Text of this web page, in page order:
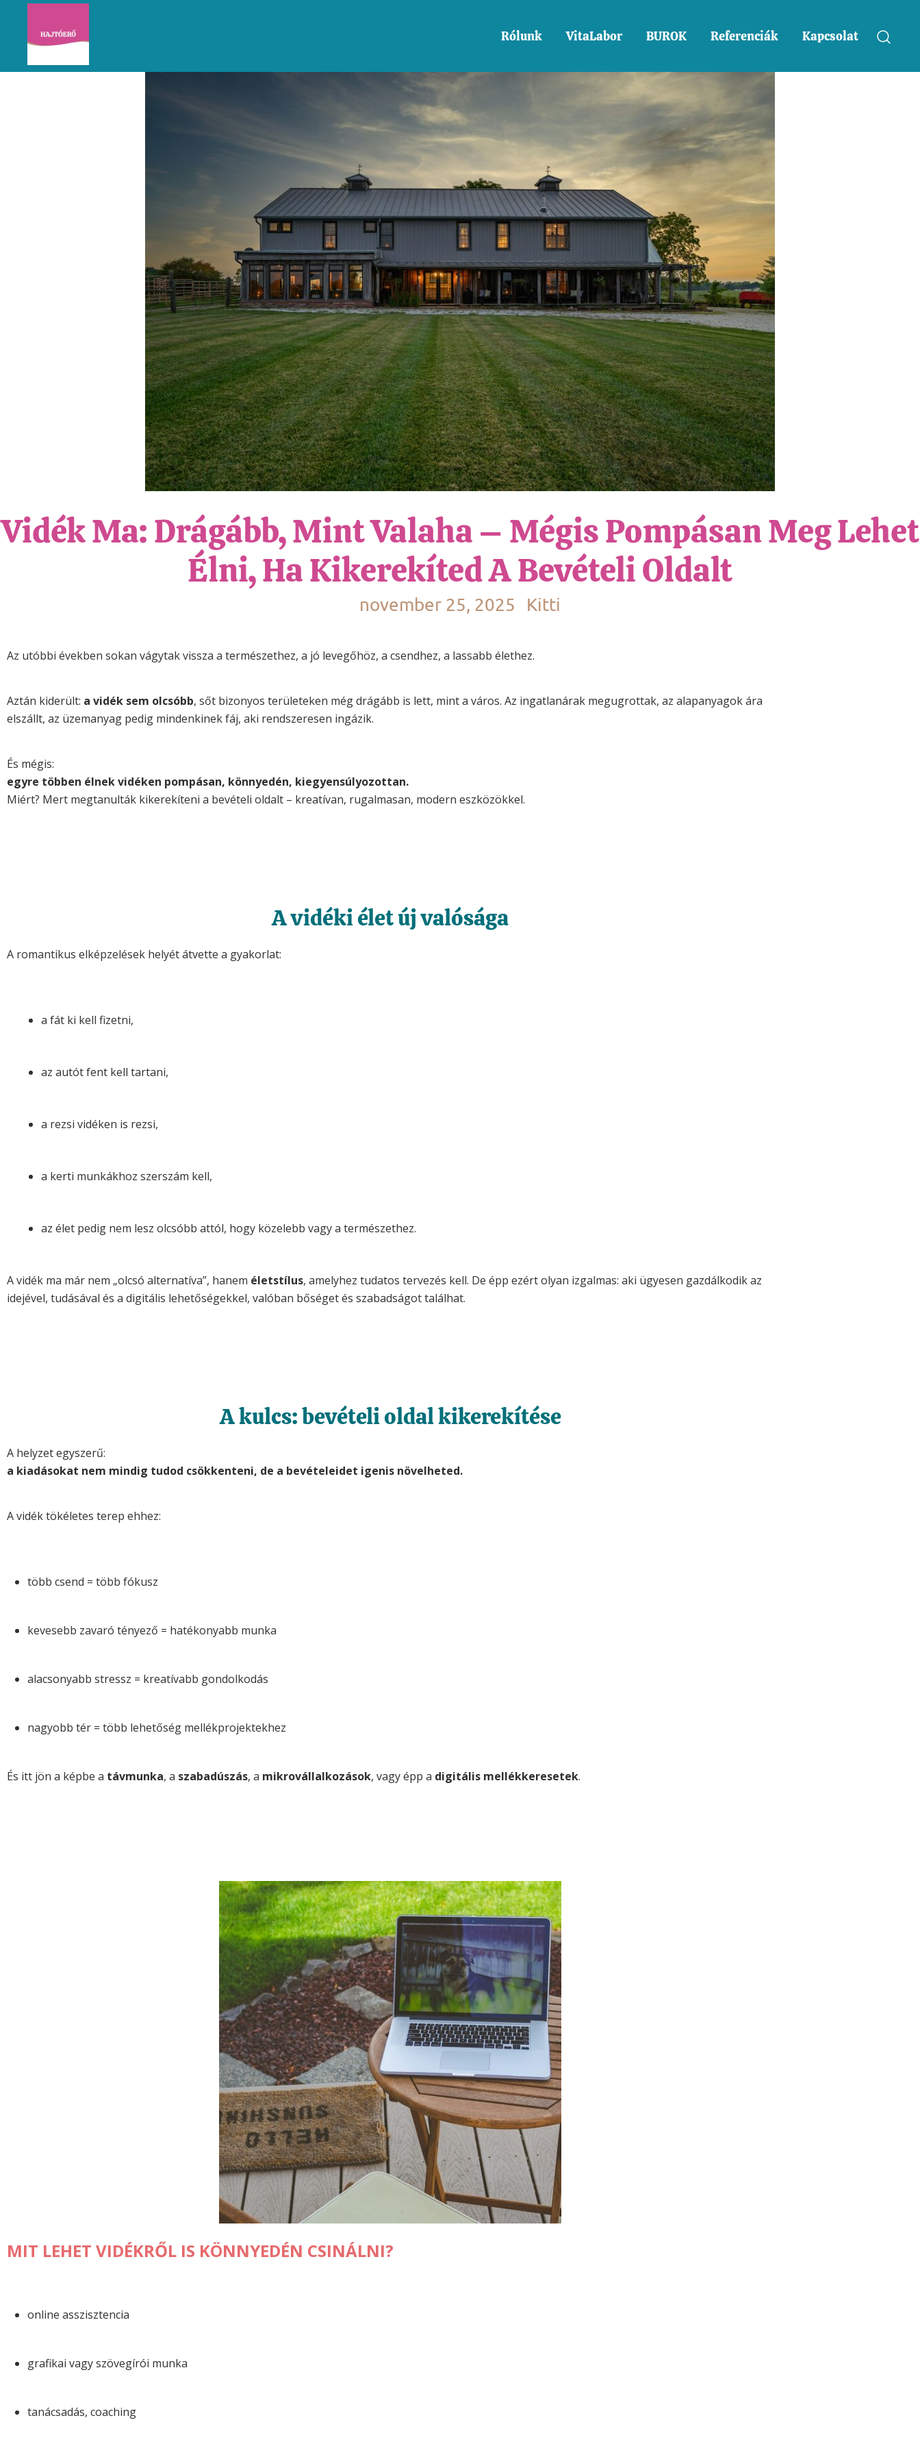
Rólunk VitaLabor BUROK Referenciák Kapcsolat
Vidék Ma: Drágább, Mint Valaha – Mégis Pompásan Meg Lehet
Élni, Ha Kikerekíted A Bevételi Oldalt
november 25, 2025 Kitti
Az utóbbi években sokan vágytak vissza a természethez, a jó levegőhöz, a csendhez, a lassabb élethez.
Aztán kiderült: a vidék sem olcsóbb, sőt bizonyos területeken még drágább is lett, mint a város. Az ingatlanárak megugrottak, az alapanyagok ára
elszállt, az üzemanyag pedig mindenkinek fáj, aki rendszeresen ingázik.
És mégis:
egyre többen élnek vidéken pompásan, könnyedén, kiegyensúlyozottan.
Miért? Mert megtanulták kikerekíteni a bevételi oldalt – kreatívan, rugalmasan, modern eszközökkel.
A vidéki élet új valósága
A romantikus elképzelések helyét átvette a gyakorlat:
a fát ki kell fizetni,
az autót fent kell tartani,
a rezsi vidéken is rezsi,
a kerti munkákhoz szerszám kell,
az élet pedig nem lesz olcsóbb attól, hogy közelebb vagy a természethez.
A vidék ma már nem „olcsó alternatíva”, hanem életstílus, amelyhez tudatos tervezés kell. De épp ezért olyan izgalmas: aki ügyesen gazdálkodik az
idejével, tudásával és a digitális lehetőségekkel, valóban bőséget és szabadságot találhat.
A kulcs: bevételi oldal kikerekítése
A helyzet egyszerű:
a kiadásokat nem mindig tudod csökkenteni, de a bevételeidet igenis növelheted.
A vidék tökéletes terep ehhez:
több csend = több fókusz
kevesebb zavaró tényező = hatékonyabb munka
alacsonyabb stressz = kreatívabb gondolkodás
nagyobb tér = több lehetőség mellékprojektekhez
És itt jön a képbe a távmunka, a szabadúszás, a mikrovállalkozások, vagy épp a digitális mellékkeresetek.
MIT LEHET VIDÉKRŐL IS KÖNNYEDÉN CSINÁLNI?
online asszisztencia
grafikai vagy szövegírói munka
tanácsadás, coaching